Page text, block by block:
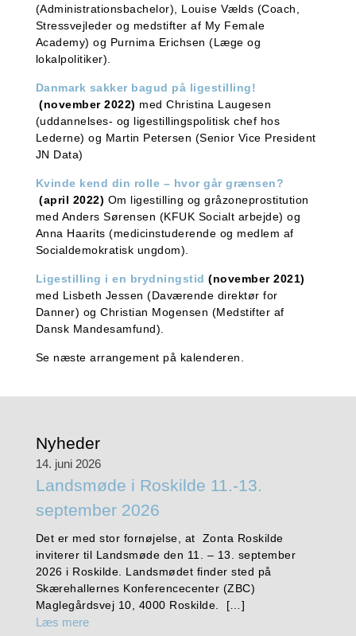
(Administrationsbachelor), Louise Vælds (Coach,
Stressvejleder og medstifter af My Female
Academy) og Purnima Erichsen (Læge og
lokalpolitiker).
Danmark sakker bagud på ligestilling!
(november 2022) med Christina Laugesen
(uddannelses- og ligestillingspolitisk chef hos
Lederne) og Martin Petersen (Senior Vice President
JN Data)
Kvinde kend din rolle – hvor går grænsen?
(april 2022) Om ligestilling og gråzoneprostitution
med Anders Sørensen (KFUK Socialt arbejde) og
Anna Haarits (medicinstuderende og medlem af
Socialdemokratisk ungdom).
Ligestilling i en brydningstid (november 2021)
med Lisbeth Jessen (Daværende direktør for
Danner) og Christian Mogensen (Medstifter af
Dansk Mandesamfund).
Se næste arrangement på kalenderen.
Nyheder
14. juni 2026
Landsmøde i Roskilde 11.-13.
september 2026
Det er med stor fornøjelse, at Zonta Roskilde
inviterer til Landsmøde den 11. – 13. september
2026 i Roskilde. Landsmødet finder sted på
Skærehallernes Konferencecenter (ZBC)
Maglegårdsvej 10, 4000 Roskilde. […]
Læs mere